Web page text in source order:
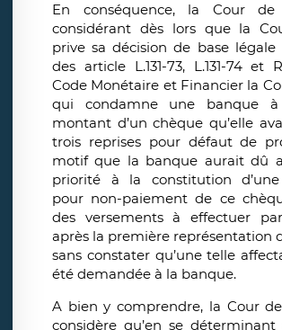
En conséquence, la Cour de
considérant dès lors que la
prive sa décision de base légale
des article L.131-73, L.131-74 et
Code Monétaire et Financier la
qui condamne une banque
montant d’un chèque qu’elle
trois reprises pour défaut de
motif que la banque aurait dû
priorité à la constitution d’une
pour non-paiement de ce
des versements à effectuer
après la première représentation
sans constater qu’une telle
été demandée à la banque.
A bien y comprendre, la Cour
considère qu’en se déterminant